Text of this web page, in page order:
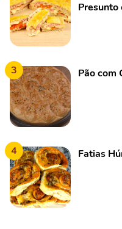
Presunto
3 Pão com
4 Fatias